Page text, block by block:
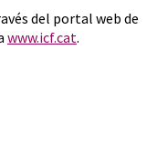
del portal web de
www.icf.cat.